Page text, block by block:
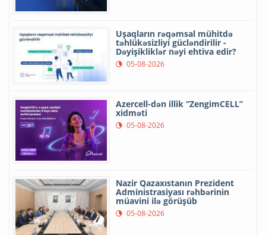
Uşaqların rəqəmsal mühitdə
təhlükəsizliyi gücləndirilir -
Dəyişikliklər nəyi ehtiva edir?
05-08-2026
Azercell-dən illik “ZengimCELL”
xidməti
05-08-2026
Nazir Qazaxıstanın Prezident
Administrasiyası rəhbərinin
müavini ilə görüşüb
05-08-2026